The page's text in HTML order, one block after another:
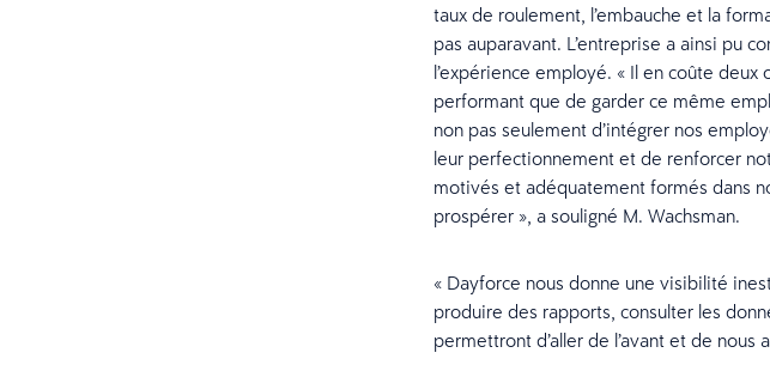
taux de roulement, l’embauche et la
pas auparavant. L’entreprise a ainsi pu
l’expérience employé. « Il en coûte
performant que de garder ce même
non pas seulement d’intégrer nos
leur perfectionnement et de renforcer
motivés et adéquatement formés dans
prospérer », a souligné M. Wachsman.
« Dayforce nous donne une visibilité
produire des rapports, consulter les
permettront d’aller de l’avant et de nous